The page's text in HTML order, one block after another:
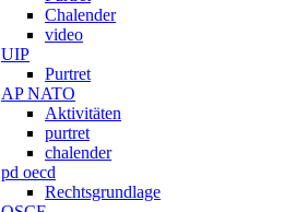
Chalender
video
UIP
Purtret
AP NATO
Aktivitäten
purtret
chalender
pd oecd
Rechtsgrundlage